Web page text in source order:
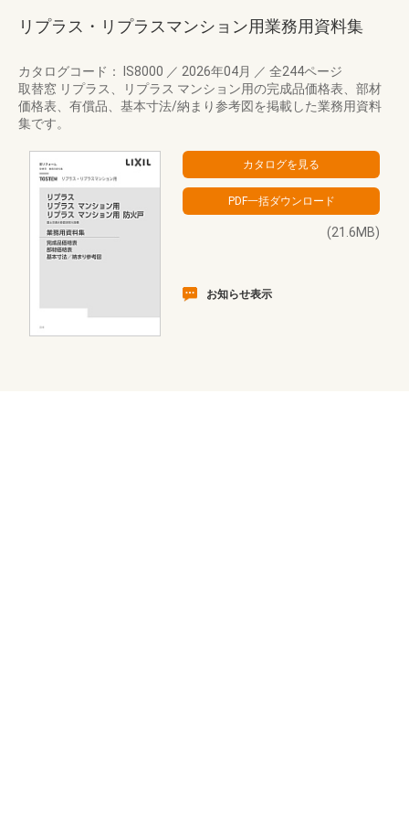
リプラス・リプラスマンション用業務用資料集
カタログコード： IS8000 ／ 2026年04月 ／ 全244ページ
取替窓 リプラス、リプラス マンション用の完成品価格表、部材
価格表、有償品、基本寸法/納まり参考図を掲載した業務用資料
集です。
(21.6MB)
お知らせ表示